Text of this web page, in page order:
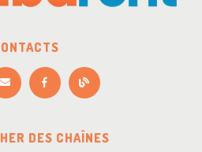
DES CHAÎNES